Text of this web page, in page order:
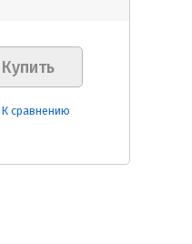
К сравнению